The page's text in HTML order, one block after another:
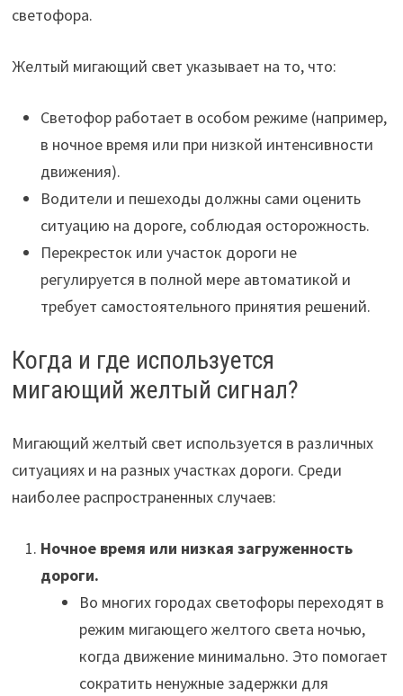
светофора.
Желтый мигающий свет указывает на то, что:
Светофор работает в особом режиме (например,
в ночное время или при низкой интенсивности
движения).
Водители и пешеходы должны сами оценить
ситуацию на дороге, соблюдая осторожность.
Перекресток или участок дороги не
регулируется в полной мере автоматикой и
требует самостоятельного принятия решений.
Когда и где используется
мигающий желтый сигнал?
Мигающий желтый свет используется в различных
ситуациях и на разных участках дороги. Среди
наиболее распространенных случаев:
Ночное время или низкая загруженность
дороги.
Во многих городах светофоры переходят в
режим мигающего желтого света ночью,
когда движение минимально. Это помогает
сократить ненужные задержки для